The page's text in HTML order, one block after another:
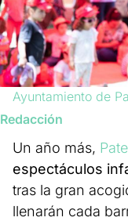
Ayuntamiento de
Redacción
Un año más,
espectáculos
tras la gran
llenarán cada